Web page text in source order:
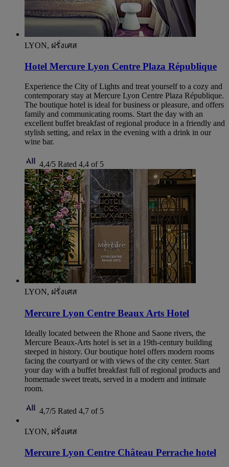
LYON, ฝรั่งเศส
Hotel Mercure Lyon Centre Plaza République
Experience the City of Lights and treat yourself to a cozy and
contemporary stay at Mercure Lyon Centre Plaza République.
The boutique hotel is ideal for business or pleasure, and offers
family and communicating rooms. Start the day with an
excellent buffet breakfast of regional produce in a friendly and
stylish setting, and relax in the evening with a drink in our
wine bar.
4,4/5 Rated 4,4 of 5
LYON, ฝรั่งเศส
Mercure Lyon Centre Beaux Arts Hotel
Ideally located between the Rhone and Saone rivers, the
Mercure Beaux-Arts hotel is set in a 19th-century building
steeped in history. Our boutique hotel offers modern rooms
facing the courtyard or with views of the city center. Start
your day with a buffet breakfast full of regional products and
homemade sweet treats, served in a modern and intimate
room.
4,7/5 Rated 4,7 of 5
LYON, ฝรั่งเศส
Mercure Lyon Centre Château Perrache hotel